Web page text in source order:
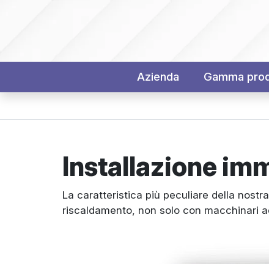
Azienda Gamma
Installazione
La caratteristica più peculiare della
riscaldamento, non solo con macchinari